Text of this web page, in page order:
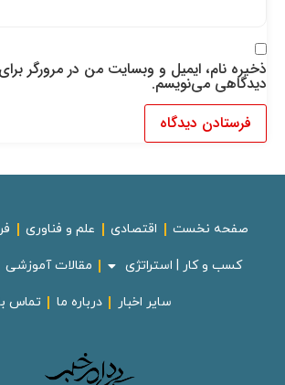
ذخیره نام، ایمیل و وبسایت من در مرورگر برای
دیدگاهی می‌نویسم.
صفحه نخست اقتصادی علم و فناوری
کسب و کار | استراتژی مقالات آموزشی
سایر اخبار درباره ما تماس با ما